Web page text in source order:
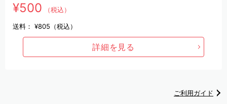
¥500 （税込）
送料： ¥805（税込）
詳細を見る
ご利用ガイド